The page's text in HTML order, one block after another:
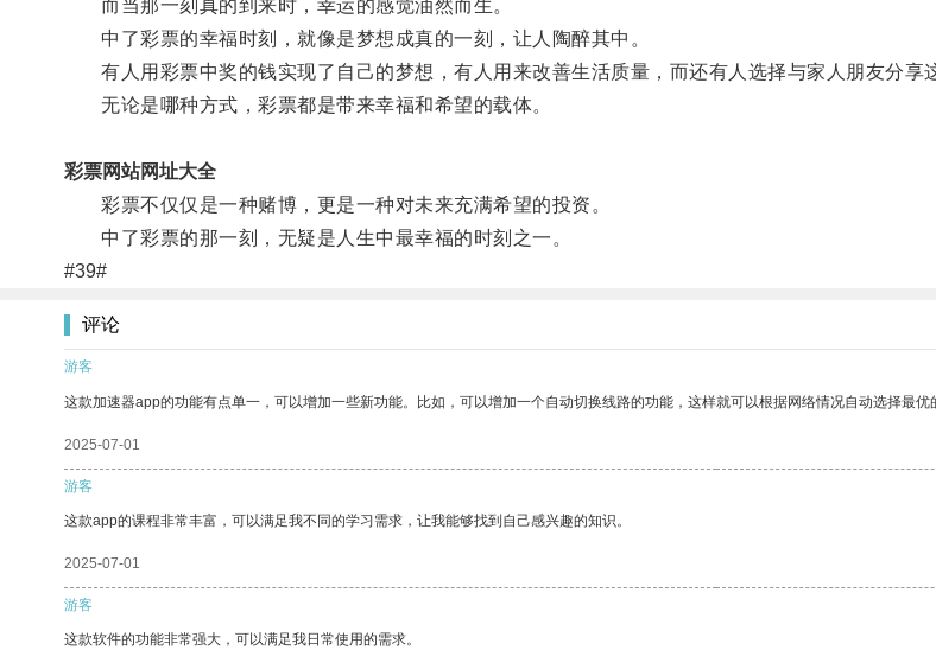
而当那一刻真的到来时，幸运的感觉油然而生。
中了彩票的幸福时刻，就像是梦想成真的一刻，让人陶醉其中。
有人用彩票中奖的钱实现了自己的梦想，有人用来改善生活质量，而还有人选择与家人朋友分享
无论是哪种方式，彩票都是带来幸福和希望的载体。
彩票网站网址大全
彩票不仅仅是一种赌博，更是一种对未来充满希望的投资。
中了彩票的那一刻，无疑是人生中最幸福的时刻之一。
#39#
评论
游客
这款加速器app的功能有点单一，可以增加一些新功能。比如，可以增加一个自动切换线路的功能，这样就可以根据网络情况自动选择最优
2025-07-01
游客
这款app的课程非常丰富，可以满足我不同的学习需求，让我能够找到自己感兴趣的知识。
2025-07-01
游客
这款软件的功能非常强大，可以满足我日常使用的需求。